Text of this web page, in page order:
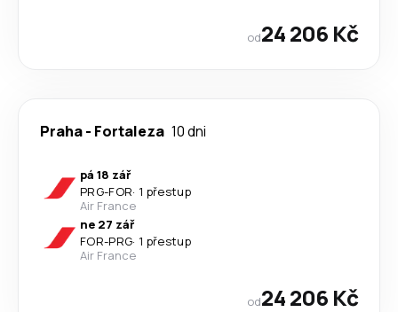
od24 206 Kč
Praha- Fortaleza 10 dni
pá 18 zář
PRG-FOR· 1 přestup
Air France
ne 27 zář
FOR-PRG· 1 přestup
Air France
od24 206 Kč